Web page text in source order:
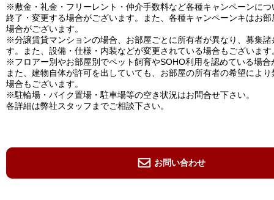
※敷金・礼金・フリーレント・仲介手数料など各種キャンペーンにつ
終了・変更する場合がございます。また、各種キャンペーンキはお
場合がございます。
※分譲賃貸マンションの場合、お部屋ごとに所有者が異なり、募集諸
す。また、設備・仕様・内装などが変更されている場合もございます
※フロアー別やお部屋別でペット飼育やSOHO利用を認めている場合
また、建物自体が許可を出していても、お部屋の所有者の希望によ
場合もございます。
※駐輪場・バイク置場・駐車場等の空き状況はお問合せ下さい。
各詳細は弊社スタッフまでご相談下さい。
お問い合わせ